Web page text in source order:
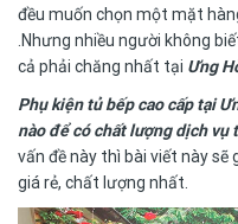
đều muốn chọn một mặt
.Nhưng nhiều người không
cả phải chăng nhất tại Ưng
Phụ kiện tủ bếp cao cấp tại
nào để có chất lượng dịch vụ
vấn đề này thì bài viết này sẽ
giá rẻ, chất lượng nhất.